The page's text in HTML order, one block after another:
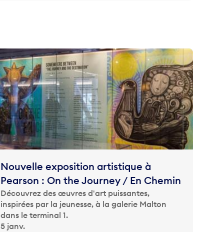
Nouvelle exposition artistique à
Pearson : On the Journey / En Chemin
Découvrez des œuvres d'art puissantes,
inspirées par la jeunesse, à la galerie Malton
dans le terminal 1.
5 janv.